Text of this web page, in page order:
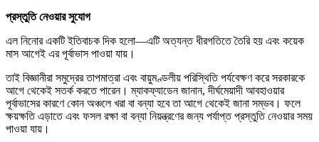
প্রস্তুতি নেওয়ার সুযোগ
এল নিনোর একটি ইতিবাচক দিক হলো—এটি অত্যন্ত ধীরগতিতে তৈরি হয় এবং কয়েক
মাস আগেই এর পূর্বাভাস পাওয়া যায়।
তাই বিজ্ঞানীরা সমুদ্রের তাপমাত্রা এবং বায়ুমণ্ডলীয় পরিস্থিতি পর্যবেক্ষণ করে সরকারকে
আগে থেকেই সতর্ক করতে পারেন। ম্যাকফ্যাডেন জানান, দীর্ঘমেয়াদী আবহাওয়ার
পূর্বাভাসের কারণে কোন অঞ্চলে খরা বা বন্যা হবে তা আগে থেকেই জানা সম্ভব। ফলে
ক্ষয়ক্ষতি এড়াতে এবং ফসল রক্ষা বা বন্যা নিয়ন্ত্রণের জন্য পর্যাপ্ত প্রস্তুতি নেওয়ার সময়
পাওয়া যায়।